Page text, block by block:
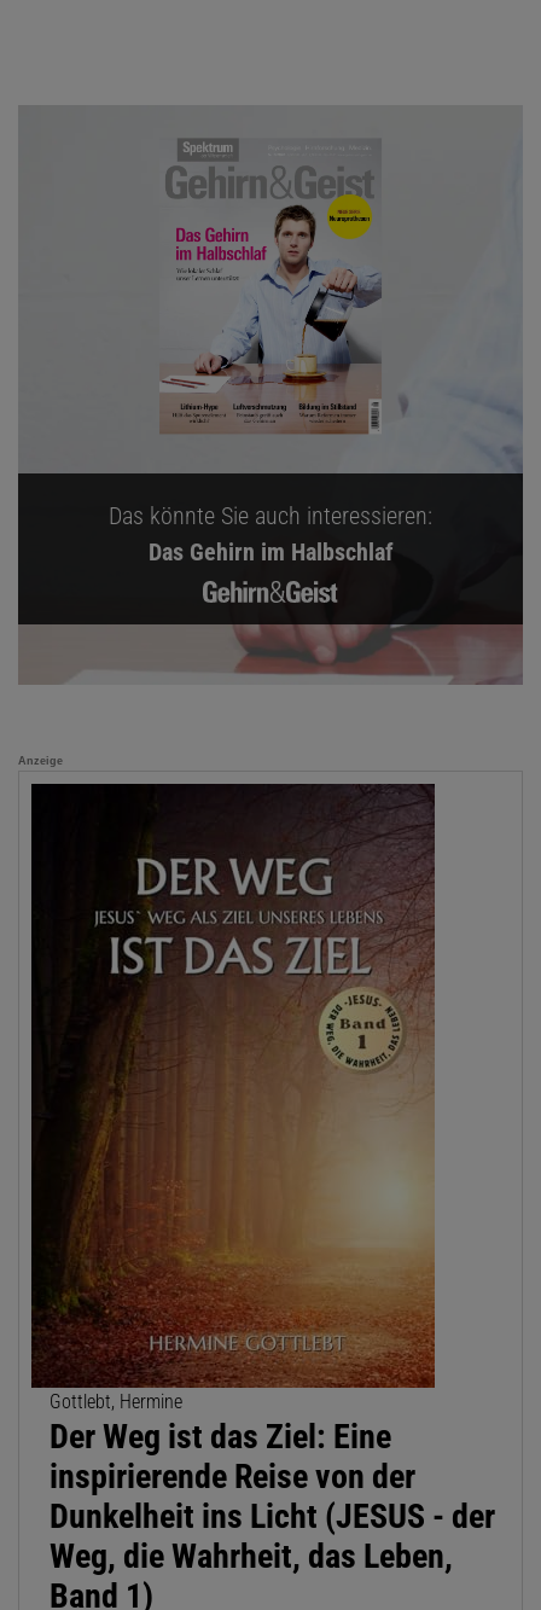
Das könnte Sie auch interessieren:
Das Gehirn im Halbschlaf
Anzeige
Gottlebt, Hermine
Der Weg ist das Ziel: Eine
inspirierende Reise von der
Dunkelheit ins Licht (JESUS - der
Weg, die Wahrheit, das Leben,
Band 1)